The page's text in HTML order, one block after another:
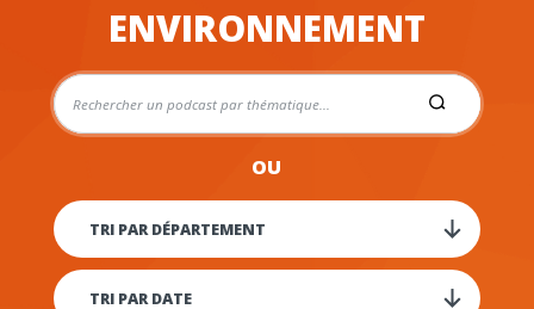
ENVIRONNEMENT
OU